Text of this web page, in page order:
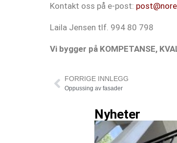
Kontakt oss på e-post:
Laila Jensen tlf. 994 80 798
Vi bygger på KOMPETANSE,
FORRIGE INNLEGG
Oppussing av fasader
Nyheter